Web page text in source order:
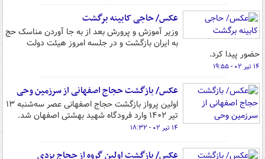
عکس/ حاجی کابینه برگشت
وزیر آموزش و پرورش بعد از به جا آوردن مناسک حج
به ایران بازگشت و در جلسه امروز هیئت دولت
حضور پیدا کرد.
۱۴ تیر ۰۲ - ۱۹:۵۵
عکس/ بازگشت حجاج اصفهانی از سرزمین وحی
اولین پرواز بازگشت حجاج اصفهانی عصر سه‌شنبه ۱۳
تیر ۱۴۰۲ وارد فرودگاه شهید بهشتی اصفهان شد.
۱۴ تیر ۰۲ - ۱۸:۳۲
عکس/ بازگشت اولین گروه از حجاج یزدی